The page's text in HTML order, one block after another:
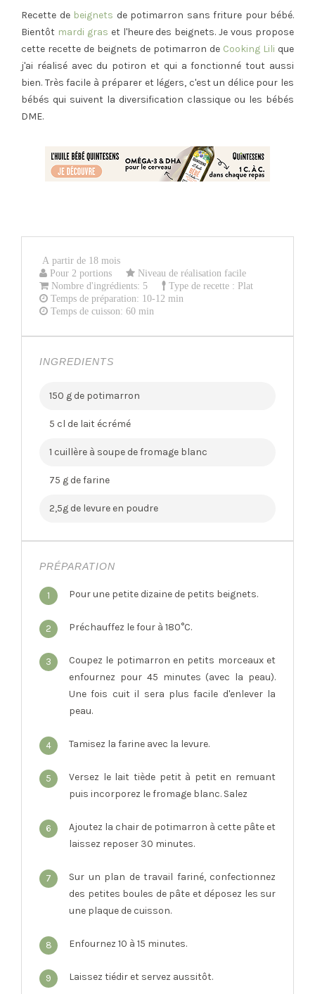
Recette de beignets de potimarron sans friture pour bébé.
Bientôt mardi gras et l'heure des beignets. Je vous propose
cette recette de beignets de potimarron de Cooking Lili que
j'ai réalisé avec du potiron et qui a fonctionné tout aussi
bien. Très facile à préparer et légers, c'est un délice pour les
bébés qui suivent la diversification classique ou les bébés
DME.
A partir de 18 mois
Pour 2 portions
Niveau de réalisation facile
Nombre d'ingrédients: 5
Type de recette : Plat
Temps de préparation: 10-12 min
Temps de cuisson: 60 min
INGREDIENTS
150 g de potimarron
5 cl de lait écrémé
1 cuillère à soupe de fromage blanc
75 g de farine
2,5g de levure en poudre
PRÉPARATION
1 Pour une petite dizaine de petits beignets.
2 Préchauffez le four à 180°C.
3
Coupez le potimarron en petits morceaux et
enfournez pour 45 minutes (avec la peau).
Une fois cuit il sera plus facile d'enlever la
peau.
4 Tamisez la farine avec la levure.
5
Versez le lait tiède petit à petit en remuant
puis incorporez le fromage blanc. Salez
6
Ajoutez la chair de potimarron à cette pâte et
laissez reposer 30 minutes.
7
Sur un plan de travail fariné, confectionnez
des petites boules de pâte et déposez les sur
une plaque de cuisson.
8 Enfournez 10 à 15 minutes.
9 Laissez tiédir et servez aussitôt.